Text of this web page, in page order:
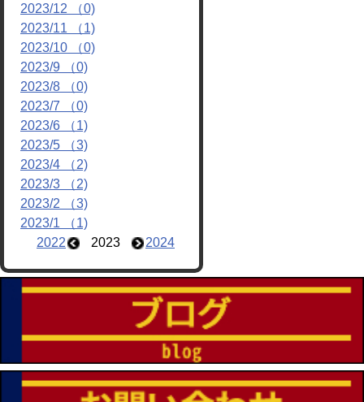
2023/12 （0)
2023/11 （1)
2023/10 （0)
2023/9 （0)
2023/8 （0)
2023/7 （0)
2023/6 （1)
2023/5 （3)
2023/4 （2)
2023/3 （2)
2023/2 （3)
2023/1 （1)
2022
2023 2024